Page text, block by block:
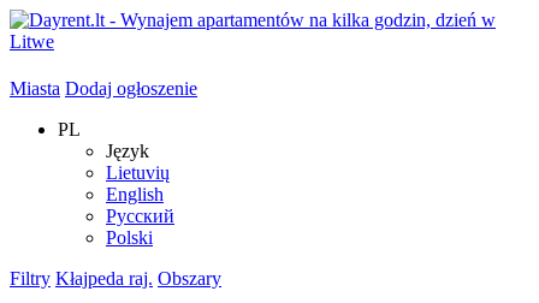
Miasta Dodaj ogłoszenie
PL
Język
Lietuvių
English
Русский
Polski
Filtry Kłajpeda raj. Obszary